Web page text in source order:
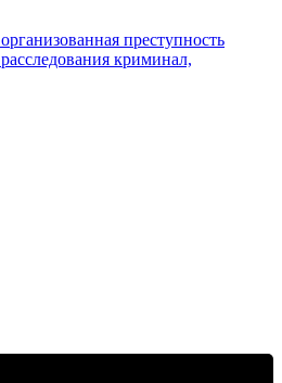
организованная преступность
расследования криминал,